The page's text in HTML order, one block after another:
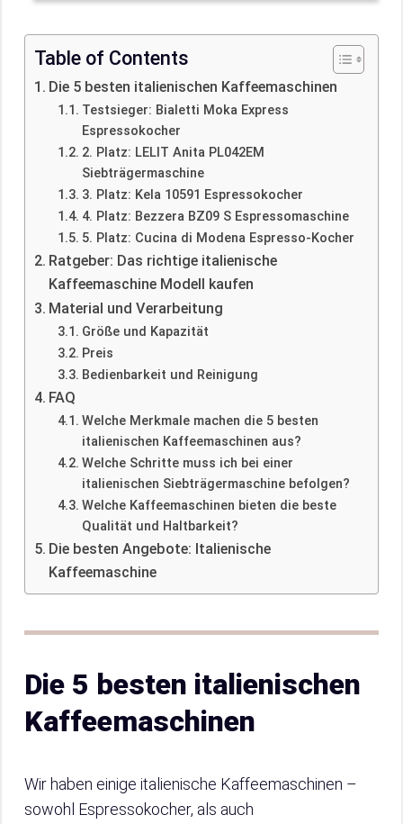
Table of Contents
Die 5 besten italienischen Kaffeemaschinen
Testsieger: Bialetti Moka Express
Espressokocher
2. Platz: LELIT Anita PL042EM
Siebträgermaschine
3. Platz: Kela 10591 Espressokocher
4. Platz: Bezzera BZ09 S Espressomaschine
5. Platz: Cucina di Modena Espresso-Kocher
Ratgeber: Das richtige italienische
Kaffeemaschine Modell kaufen
Material und Verarbeitung
Größe und Kapazität
Preis
Bedienbarkeit und Reinigung
FAQ
Welche Merkmale machen die 5 besten
italienischen Kaffeemaschinen aus?
Welche Schritte muss ich bei einer
italienischen Siebträgermaschine befolgen?
Welche Kaffeemaschinen bieten die beste
Qualität und Haltbarkeit?
Die besten Angebote: Italienische
Kaffeemaschine
Die 5 besten italienischen
Kaffeemaschinen
Wir haben einige italienische Kaffeemaschinen –
sowohl Espressokocher, als auch